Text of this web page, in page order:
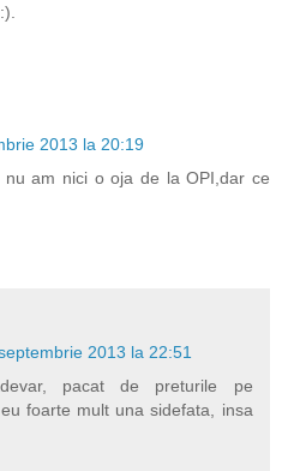
2013 la 20:19
am nici o oja de la OPI,dar ce
2013 la 22:51
pacat de preturile pe
foarte mult una sidefata, insa